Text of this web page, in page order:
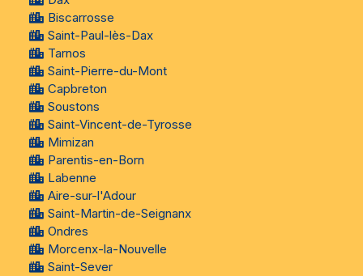
Biscarrosse
Saint-Paul-lès-Dax
Tarnos
Saint-Pierre-du-Mont
Capbreton
Soustons
Saint-Vincent-de-Tyrosse
Mimizan
Parentis-en-Born
Labenne
Aire-sur-l'Adour
Saint-Martin-de-Seignanx
Ondres
Morcenx-la-Nouvelle
Saint-Sever